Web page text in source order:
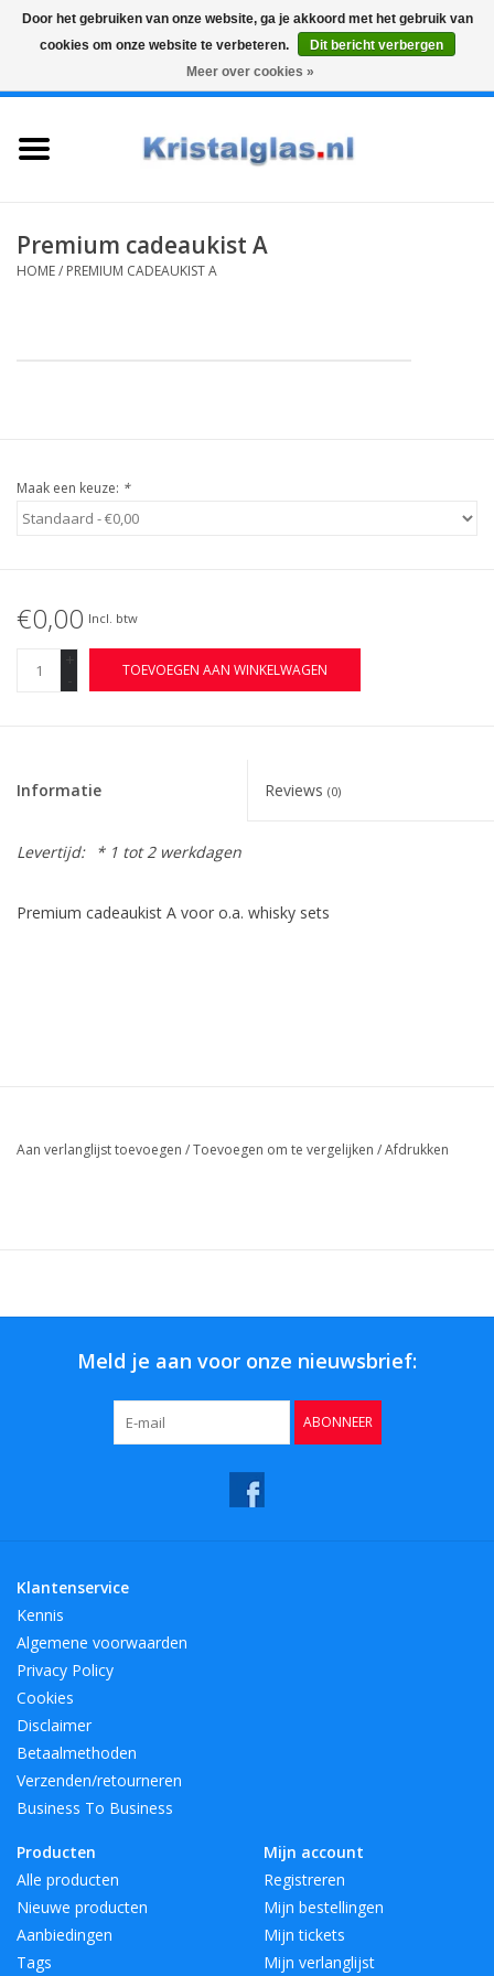
Graveren
Karaffen
Koffie & Thee
Premium cadeaukist A
HOME/ PREMIUM CADEAUKIST A
Maak een keuze: *
€0,00 Incl. btw
+
-
TOEVOEGEN AAN WINKELWAGEN
Informatie Reviews (0)
Levertijd: * 1 tot 2 werkdagen
Premium cadeaukist A voor o.a. whisky sets
Aan verlanglijst toevoegen /Toevoegen om te vergelijken /Afdrukken
Meld je aan voor onze nieuwsbrief:
ABONNEER
Klantenservice
Kennis
Algemene voorwaarden
Privacy Policy
Cookies
Disclaimer
Betaalmethoden
Verzenden/retourneren
Business To Business
Producten
Alle producten
Nieuwe producten
Aanbiedingen
Tags
Mijn account
Registreren
Mijn bestellingen
Mijn tickets
Mijn verlanglijst
Door het gebruiken van onze website, ga je akkoord met het gebruik van
cookies om onze website te verbeteren.
Dit bericht verbergen
Meer over cookies »